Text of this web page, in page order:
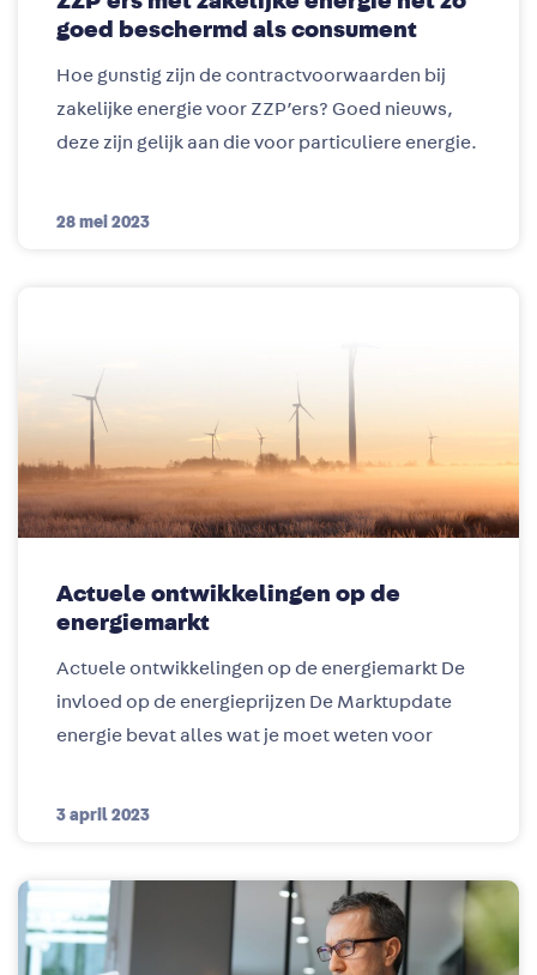
goed beschermd als consument
Hoe gunstig zijn de contractvoorwaarden bij
zakelijke energie voor ZZP’ers? Goed nieuws,
deze zijn gelijk aan die voor particuliere energie.
28 mei 2023
Actuele ontwikkelingen op de
energiemarkt
Actuele ontwikkelingen op de energiemarkt De
invloed op de energieprijzen De Marktupdate
energie bevat alles wat je moet weten voor
3 april 2023